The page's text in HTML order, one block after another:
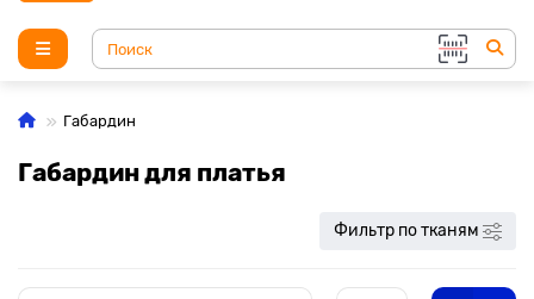
Габардин
Габардин для платья
Фильтр по тканям